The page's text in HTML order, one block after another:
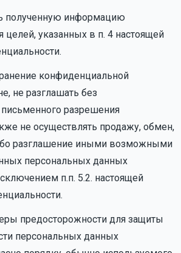
полученную информацию
целей, указанных в п. 4 настоящей
конфиденциальной
не разглашать без
разрешения
не осуществлять продажу, обмен,
разглашение иными возможными
персональных данных
п.п. 5.2. настоящей
предосторожности для защиты
персональных данных